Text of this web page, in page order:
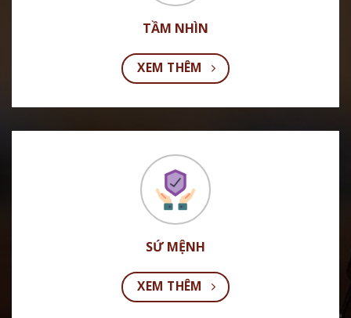
TẦM NHÌN
XEM THÊM
SỨ MỆNH
XEM THÊM